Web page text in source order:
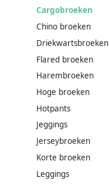
Cargobroeken
Chino broeken
Driekwartsbroeken
Flared broeken
Harembroeken
Hoge broeken
Hotpants
Jeggings
Jerseybroeken
Korte broeken
Leggings